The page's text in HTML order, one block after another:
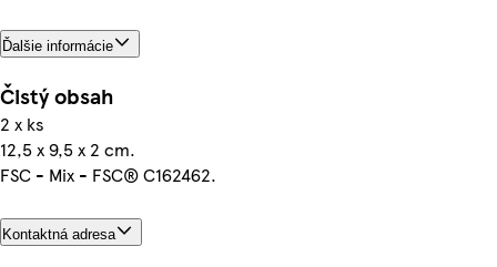
Ďalšie informácie
Čistý obsah
2 x ks
12,5 x 9,5 x 2 cm.
FSC - Mix - FSC® C162462.
Kontaktná adresa